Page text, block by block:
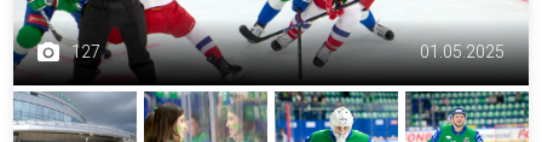
127 01.05.2025